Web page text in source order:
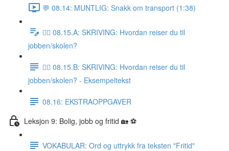
💬 08.14: MUNTLIG: Snakk om transport (1:38)
✍🏼 08.15.A: SKRIVING: Hvordan reiser du til
jobben/skolen?
✍🏼 08.15.B: SKRIVING: Hvordan reiser du til
jobben/skolen? - Eksempeltekst
08.16: EKSTRAOPPGAVER
Leksjon 9: Bolig, jobb og fritid 🏡 ⚽️
VOKABULAR: Ord og uttrykk fra teksten "Fritid"